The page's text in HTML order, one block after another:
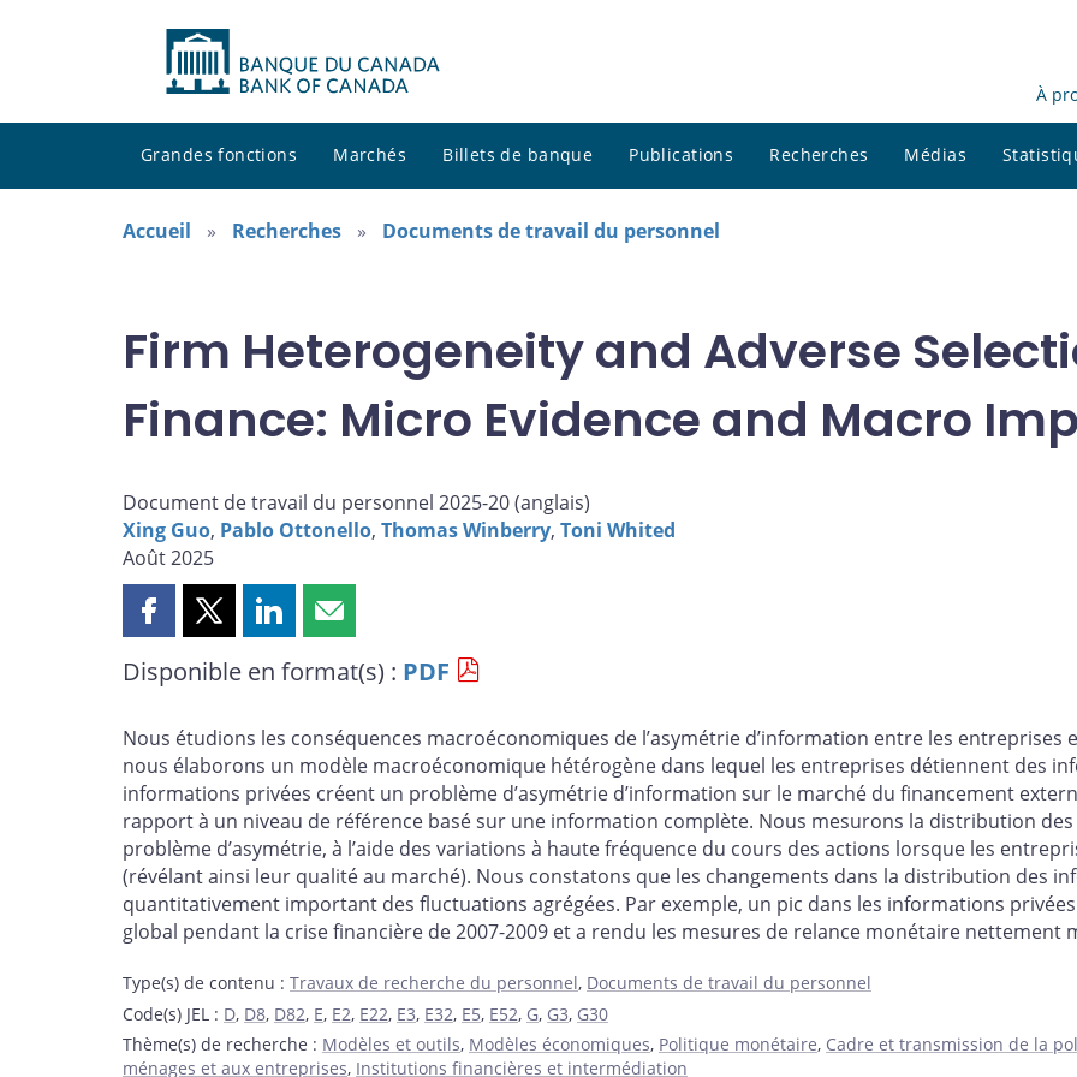
À
Grandes fonctions Marchés Billets de banque Publications Recherches Médias
Accueil Recherches Documents de travail du personnel
Firm Heterogeneity and Adverse
Finance: Micro Evidence and Macro
Document de travail du personnel 2025-20 (anglais)
Xing Guo, Pablo Ottonello, Thomas Winberry, Toni Whited
Août 2025
Partager
page
Facebook
Partager
page
X
Partager
page
LinkedIn
Partager
page
courriel
Disponible en format(s) : PDF
Nous étudions les conséquences macroéconomiques de l’asymétrie d’information entre les entreprises
nous élaborons un modèle macroéconomique hétérogène dans lequel les entreprises détiennent des
informations privées créent un problème d’asymétrie d’information sur le marché du financement
rapport à un niveau de référence basé sur une information complète. Nous mesurons la distribution
problème d’asymétrie, à l’aide des variations à haute fréquence du cours des actions lorsque les
(révélant ainsi leur qualité au marché). Nous constatons que les changements dans la distribution des
quantitativement important des fluctuations agrégées. Par exemple, un pic dans les informations privées
global pendant la crise financière de 2007-2009 et a rendu les mesures de relance monétaire nettement
Type(s) de contenu : Travaux de recherche du personnel, Documents de travail du personnel
Code(s) JEL : D, D8, D82, E, E2, E22, E3, E32, E5, E52, G, G3, G30
Thème(s) de recherche : Modèles et outils, Modèles économiques, Politique monétaire, Cadre et transmission de la
ménages et aux entreprises, Institutions financières et intermédiation